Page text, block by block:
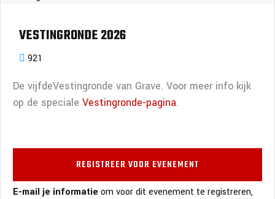
VESTINGRONDE 2026
921
De vijfdeVestingronde van Grave. Voor meer info kijk
op de speciale Vestingronde-pagina.
REGISTREER VOOR EVENEMENT
E-mail je informatie om voor dit evenement te registreren,